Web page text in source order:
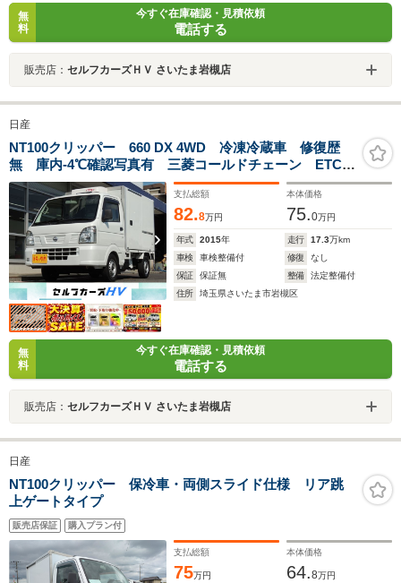
無
料
今すぐ在庫確認・見積依頼
電話する
販売店： セルフカーズＨＶ さいたま岩槻店
日産
NT100クリッパー 660 DX 4WD 冷凍冷蔵車 修復歴
無 庫内-4℃確認写真有 三菱コールドチェーン ETC
エアバック 黒ナンバー登録OK 事業用登録OK 自社リ
ース取扱有
支払総額
82.8万円
本体価格
75.0万円
年式 2015年 走行 17.3万km
車検
車検整備付 修復
なし
保証
保証無 整備
法定整備付
住所
埼玉県さいたま市岩槻区
無
料
今すぐ在庫確認・見積依頼
電話する
販売店： セルフカーズＨＶ さいたま岩槻店
日産
NT100クリッパー 保冷車・両側スライド仕様 リア跳
上ゲートタイプ
販売店保証 購入プラン付
支払総額
75万円
本体価格
64.8万円